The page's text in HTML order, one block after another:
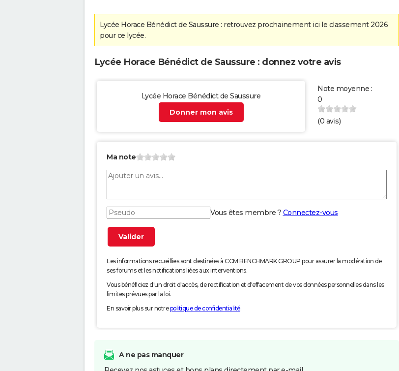
Lycée Horace Bénédict de Saussure : retrouvez prochainement ici le classement 2026
pour ce lycée.
Lycée Horace Bénédict de Saussure : donnez votre avis
Lycée Horace Bénédict de Saussure
Donner mon avis
Note moyenne :
0
(0 avis)
Ma note
Vous êtes membre ? Connectez-vous
Les informations recueillies sont destinées à CCM BENCHMARK GROUP pour assurer la modération de
ses forums et les notifications liées aux interventions.
Vous bénéficiez d'un droit d'accès, de rectification et d'effacement de vos données personnelles dans les
limites prévues par la loi.
En savoir plus sur notrepolitique de confidentialité.
A ne pas manquer